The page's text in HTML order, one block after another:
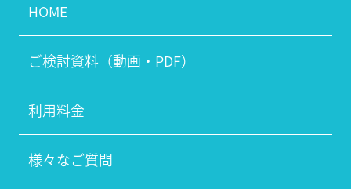
HOME
ご検討資料（動画・PDF）
利用料金
様々なご質問